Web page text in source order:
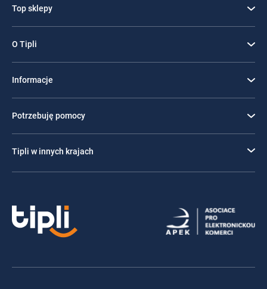
Top sklepy
O Tipli
Informacje
Potrzebuję pomocy
Tipli w innych krajach